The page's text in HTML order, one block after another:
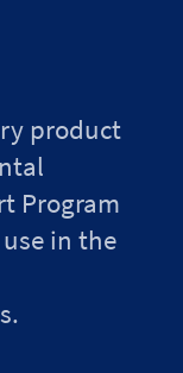
product
Program
in the